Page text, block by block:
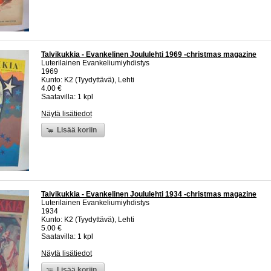
Talvikukkia - Evankelinen Joululehti 1969 -christmas magazine
Luterilainen Evankeliumiyhdistys
1969
Kunto: K2 (Tyydyttävä), Lehti
4.00 €
Saatavilla: 1 kpl
Näytä lisätiedot
Lisää koriin
Talvikukkia - Evankelinen Joululehti 1934 -christmas magazine
Luterilainen Evankeliumiyhdistys
1934
Kunto: K2 (Tyydyttävä), Lehti
5.00 €
Saatavilla: 1 kpl
Näytä lisätiedot